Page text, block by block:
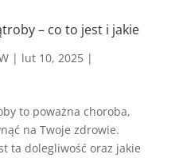
– co to jest i jakie
| lut 10, 2025|
to poważna choroba,
na Twoje zdrowie.
ta dolegliwość oraz jakie